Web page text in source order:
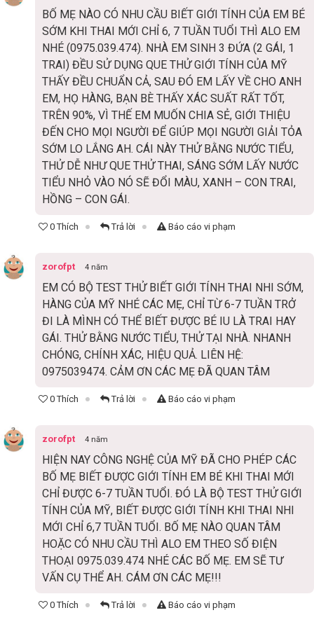
BỐ MẸ NÀO CÓ NHU CẦU BIẾT GIỚI TÍNH CỦA EM BÉ
SỚM KHI THAI MỚI CHỈ 6, 7 TUẦN TUỔI THÌ ALO EM
NHÉ (0975.039.474). NHÀ EM SINH 3 ĐỨA (2 GÁI, 1
TRAI) ĐỀU SỬ DỤNG QUE THỬ GIỚI TÍNH CỦA MỸ
THẤY ĐỀU CHUẨN CẢ, SAU ĐÓ EM LẤY VỀ CHO ANH
EM, HỌ HÀNG, BẠN BÈ THẤY XÁC SUẤT RẤT TỐT,
TRÊN 90%, VÌ THẾ EM MUỐN CHIA SẺ, GIỚI THIỆU
ĐẾN CHO MỌI NGƯỜI ĐỂ GIÚP MỌI NGƯỜI GIẢI TỎA
SỚM LO LẮNG AH. CÁI NÀY THỬ BẰNG NƯỚC TIỂU,
THỬ DỄ NHƯ QUE THỬ THAI, SÁNG SỚM LẤY NƯỚC
TIỂU NHỎ VÀO NÓ SẼ ĐỔI MÀU, XANH – CON TRAI,
HỒNG – CON GÁI.
0 Thích Trả lời Báo cáo vi phạm
zorofpt 4 năm
EM CÓ BỘ TEST THỬ BIẾT GIỚI TÍNH THAI NHI SỚM,
HÀNG CỦA MỸ NHÉ CÁC MẸ, CHỈ TỪ 6-7 TUẦN TRỞ
ĐI LÀ MÌNH CÓ THỂ BIẾT ĐƯỢC BÉ IU LÀ TRAI HAY
GÁI. THỬ BẰNG NƯỚC TIỂU, THỬ TẠI NHÀ. NHANH
CHÓNG, CHÍNH XÁC, HIỆU QUẢ. LIÊN HỆ:
0975039474. CẢM ƠN CÁC MẸ ĐÃ QUAN TÂM
0 Thích Trả lời Báo cáo vi phạm
zorofpt 4 năm
HIỆN NAY CÔNG NGHỆ CỦA MỸ ĐÃ CHO PHÉP CÁC
BỐ MẸ BIẾT ĐƯỢC GIỚI TÍNH EM BÉ KHI THAI MỚI
CHỈ ĐƯỢC 6-7 TUẦN TUỔI. ĐÓ LÀ BỘ TEST THỬ GIỚI
TÍNH CỦA MỸ, BIẾT ĐƯỢC GIỚI TÍNH KHI THAI NHI
MỚI CHỈ 6,7 TUẦN TUỔI. BỐ MẸ NÀO QUAN TÂM
HOẶC CÓ NHU CẦU THÌ ALO EM THEO SỐ ĐIỆN
THOẠI 0975.039.474 NHÉ CÁC BỐ MẸ. EM SẼ TƯ
VẤN CỤ THỂ AH. CÁM ƠN CÁC MẸ!!!
0 Thích Trả lời Báo cáo vi phạm